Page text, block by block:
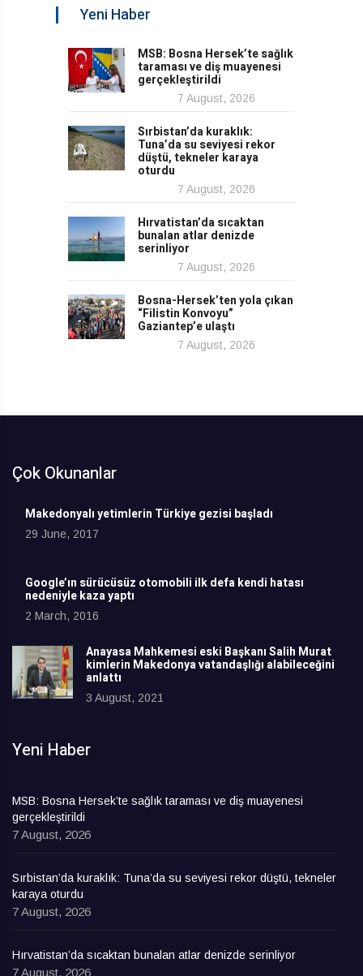
Yeni Haber
MSB: Bosna Hersek’te sağlık
taraması ve diş muayenesi
gerçekleştirildi
7 August, 2026
Sırbistan’da kuraklık:
Tuna’da su seviyesi rekor
düştü, tekneler karaya
oturdu
7 August, 2026
Hırvatistan’da sıcaktan
bunalan atlar denizde
serinliyor
7 August, 2026
Bosna-Hersek’ten yola çıkan
“Filistin Konvoyu”
Gaziantep’e ulaştı
7 August, 2026
Çok Okunanlar
Makedonyalı yetimlerin Türkiye gezisi başladı
29 June, 2017
Google’ın sürücüsüz otomobili ilk defa kendi hatası
nedeniyle kaza yaptı
2 March, 2016
Anayasa Mahkemesi eski Başkanı Salih Murat
kimlerin Makedonya vatandaşlığı alabileceğini
anlattı
3 August, 2021
Yeni Haber
MSB: Bosna Hersek’te sağlık taraması ve diş muayenesi
gerçekleştirildi
7 August, 2026
Sırbistan’da kuraklık: Tuna’da su seviyesi rekor düştü, tekneler
karaya oturdu
7 August, 2026
Hırvatistan’da sıcaktan bunalan atlar denizde serinliyor
7 August, 2026